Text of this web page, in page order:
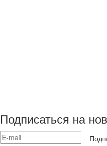
Подписаться на